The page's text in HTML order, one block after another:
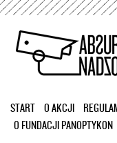
START O AKCJI
O FUNDACJI PANOPTYKON